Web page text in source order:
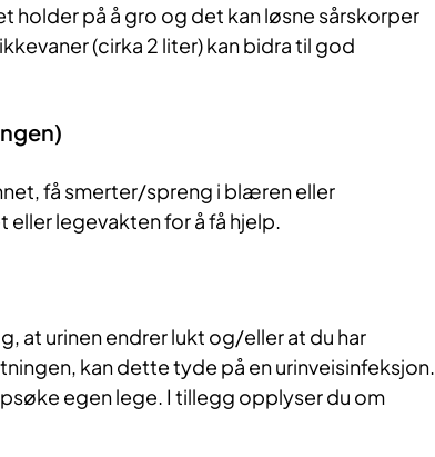
holder på å gro og det kan løsne sårskorper
(cirka 2 liter) kan bidra til god
få smerter/spreng i blæren eller
legevakten for å få hjelp.
at urinen endrer lukt og/eller at du har
kan dette tyde på en urinveisinfeksjon.
egen lege. I tillegg opplyser du om